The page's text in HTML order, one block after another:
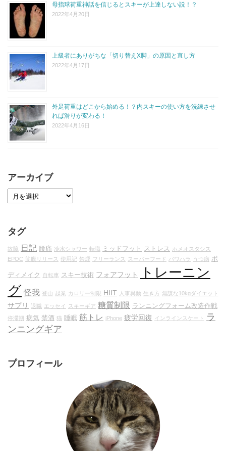
母指球荷重神話を信じるとスキーが上達しない説！？
2022年4月20日
上級者にありがちな「切り替えX脚」の原因と直し方
2022年4月17日
外足荷重はどこから始める！？内スキーの使い方を洗練させ
れば滑りが変わる！
2022年4月16日
アーカイブ
タグ
故障 日記 腰痛 冷水シャワー 転職 ミッドフット ストレス ホメオスタシス
EPOC 筋膜リリース 使用記 禁煙 フリーランス スーパーフード パワハラ うつ病 ボ
ディメイク 自転車 スキー技術 フォアフット
トレーニン
グ 怪我 登山 起業 カロリー制限 HIIT 人事異動 生き方 無謀な10kgダイエット
サプリ 退職 エッセイ スキーギア 糖質制限 ランニングフォーム改造作戦
停滞期 病気 禁酒 猫 睡眠 筋トレ iPhone 疲労回復 インラインスケート
ラ
ンニングギア
プロフィール